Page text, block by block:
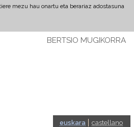
mezu hau onartu eta berariaz adostasuna
BERTSIO MUGIKORRA
euskara castellano